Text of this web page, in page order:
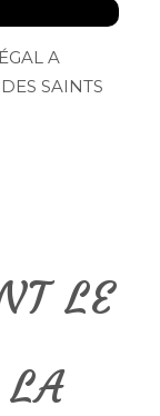
A
SAINTS
LE
LA